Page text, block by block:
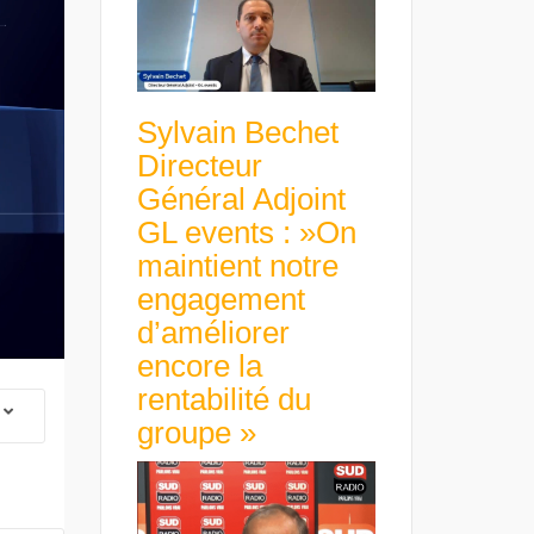
Euro numérique : la BCE
avance avec un frein à main !
Sylvain Bechet
Directeur
Général Adjoint
GL events : »On
maintient notre
engagement
d’améliorer
encore la
rentabilité du
groupe »